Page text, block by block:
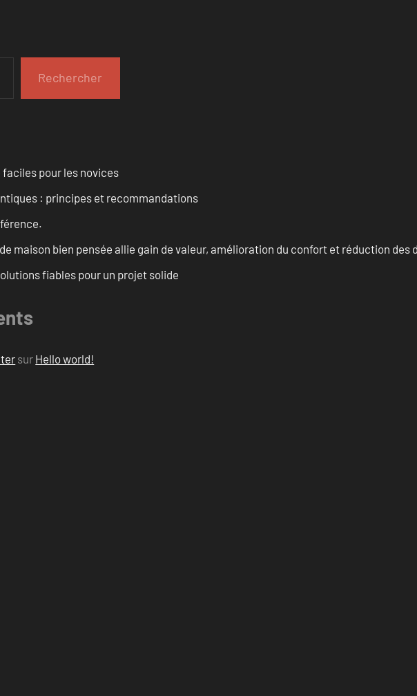
Rechercher
faciles pour les novices
: principes et recommandations
maison bien pensée allie gain de valeur, amélioration du confort et réduction des
fiables pour un projet solide
sur Hello world!